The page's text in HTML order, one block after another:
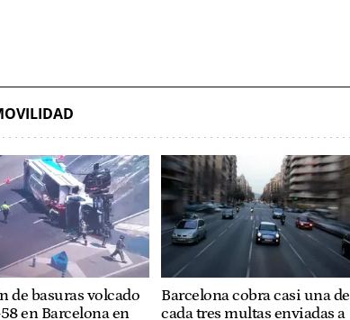
de basuras volcado
en Barcelona en
Barcelona cobra casi una de
cada tres multas enviadas a